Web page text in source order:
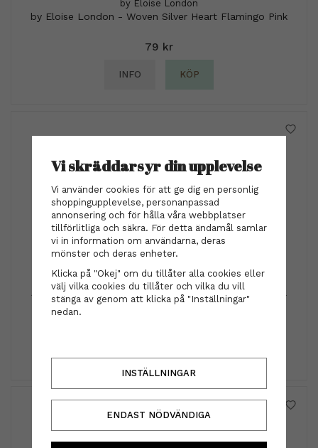
by Eloise London
by Eloise London - Woven Silver Heart Flamingo Pink
79 kr
INFO KÖP
Authentic Beauty Concept
Authentic Beauty Concept - Indulging Fluid Oil 100ml
Vi skräddarsyr din upplevelse
Vi använder cookies för att ge dig en personlig
shoppingupplevelse, personanpassad
annonsering och för hålla våra webbplatser
tillförlitliga och säkra. För detta ändamål samlar
vi in information om användarna, deras
mönster och deras enheter.
Klicka på "Okej" om du tillåter alla cookies eller
välj vilka cookies du tillåter och vilka du vill
stänga av genom att klicka på "Inställningar"
nedan.
INSTÄLLNINGAR
ENDAST NÖDVÄNDIGA